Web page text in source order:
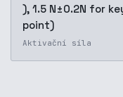
), 1.5 N±0.2N for
point)
Aktivační síla